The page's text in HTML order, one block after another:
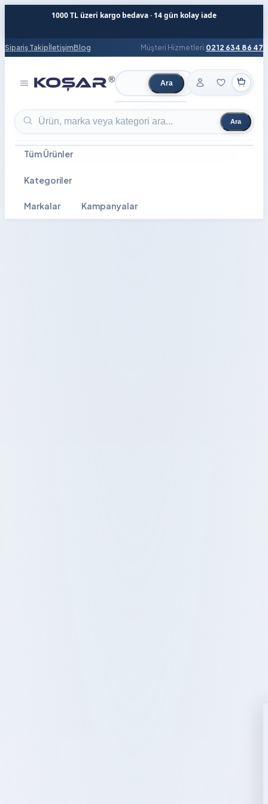
1000 TL üzeri kargo bedava · 14 gün kolay iade
Sipariş TakipİletişimBlog Müşteri Hizmetleri:0212 634 86 47
Ürün ara Ara
Ürün ara Ara
Tüm Ürünler
Kategoriler
Markalar Kampanyalar